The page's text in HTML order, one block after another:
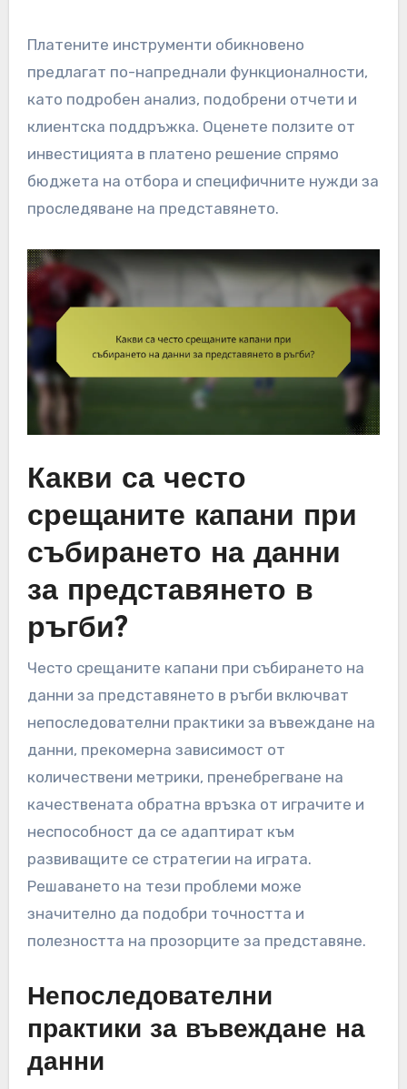
Платените инструменти обикновено
предлагат по-напреднали функционалности,
като подробен анализ, подобрени отчети и
клиентска поддръжка. Оценете ползите от
инвестицията в платено решение спрямо
бюджета на отбора и специфичните нужди за
проследяване на представянето.
Какви са често
срещаните капани при
събирането на данни
за представянето в
ръгби?
Често срещаните капани при събирането на
данни за представянето в ръгби включват
непоследователни практики за въвеждане на
данни, прекомерна зависимост от
количествени метрики, пренебрегване на
качествената обратна връзка от играчите и
неспособност да се адаптират към
развиващите се стратегии на играта.
Решаването на тези проблеми може
значително да подобри точността и
полезността на прозорците за представяне.
Непоследователни
практики за въвеждане на
данни